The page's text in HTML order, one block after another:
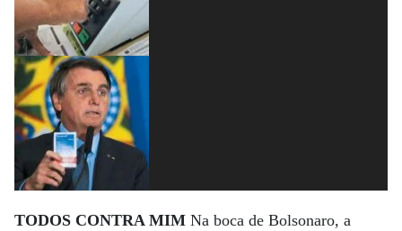
TODOS CONTRA MIM Na boca de Bolsonaro, a